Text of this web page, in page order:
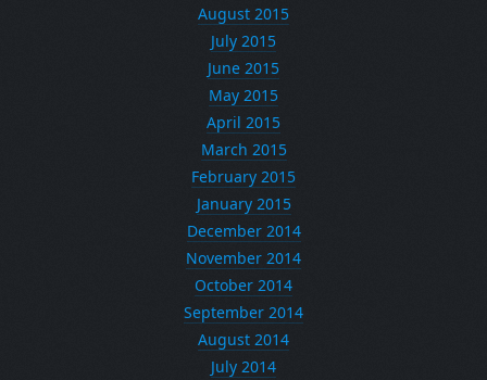
August 2015
July 2015
June 2015
May 2015
April 2015
March 2015
February 2015
January 2015
December 2014
November 2014
October 2014
September 2014
August 2014
July 2014